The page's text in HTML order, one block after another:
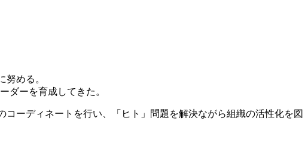
める。
ダーを育成してきた。
ーディネートを行い、「ヒト」問題を解決ながら組織の活性化を図